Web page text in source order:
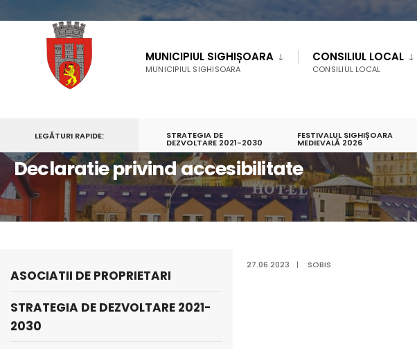
MUNICIPIUL SIGHIȘOARA
MUNICIPIUL SIGHISOARA
CONSILIUL LOCAL
CONSILIUL LOCAL
LEGĂTURI RAPIDE: STRATEGIA DE
DEZVOLTARE 2021-2030
FESTIVALUL SIGHIȘOARA
MEDIEVALĂ 2026
INFORMAŢII PUBLICE DECLARATIE PRIVIND ACCESIBILITATE
Declaratie privind accesibilitate
27.06.2023 | SOBIS
ASOCIATII DE PROPRIETARI
STRATEGIA DE DEZVOLTARE 2021-
2030